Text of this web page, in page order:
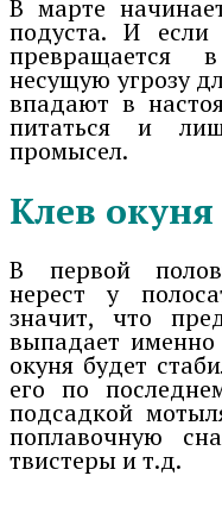
В марте
подуста. И если
превращается
несущую угрозу
впадают в
питаться и
промысел.
Клев
В первой
нерест у
значит, что
выпадает
окуня будет
его по
подсадкой
поплавочную
твистеры и т.д.